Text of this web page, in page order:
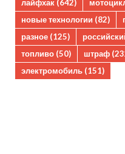
лайфхак (642)
новые технологии (82)
разное (125)
топливо (50) штраф
электромобиль (151)